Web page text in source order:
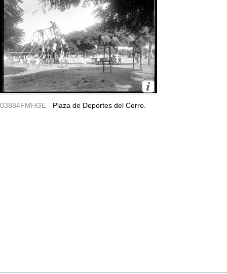
03884FMHGE - Plaza de Deportes del Cerro.